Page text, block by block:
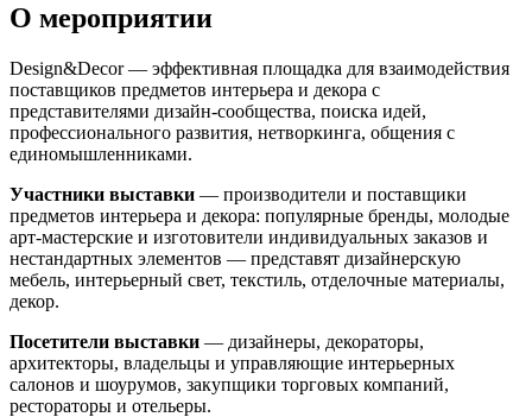
О мероприятии
Design&Decor — эффективная площадка для взаимодействия
поставщиков предметов интерьера и декора с
представителями дизайн-сообщества, поиска идей,
профессионального развития, нетворкинга, общения с
единомышленниками.
Участники выставки — производители и поставщики
предметов интерьера и декора: популярные бренды, молодые
арт-мастерские и изготовители индивидуальных заказов и
нестандартных элементов — представят дизайнерскую
мебель, интерьерный свет, текстиль, отделочные материалы,
декор.
Посетители выставки — дизайнеры, декораторы,
архитекторы, владельцы и управляющие интерьерных
салонов и шоурумов, закупщики торговых компаний,
рестораторы и отельеры.